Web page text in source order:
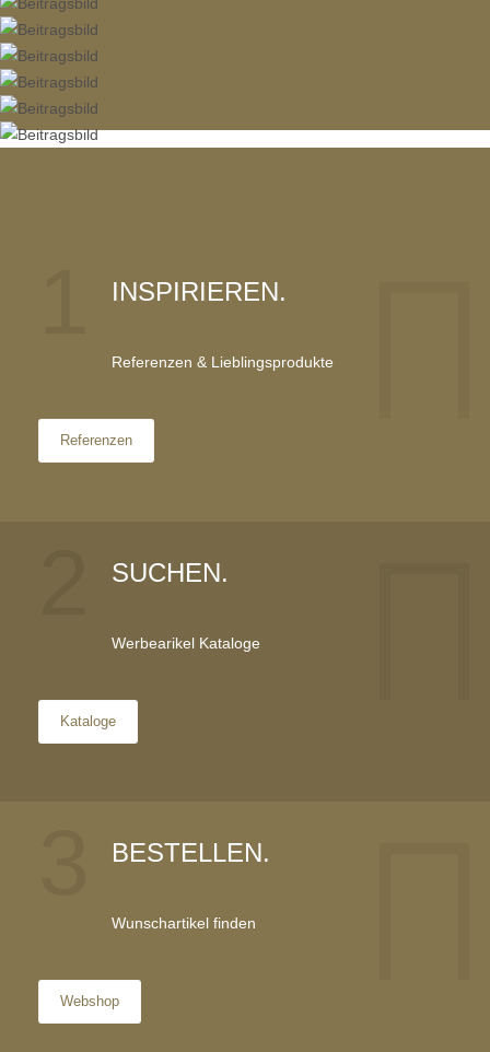
INSPIRIEREN.
Referenzen & Lieblingsprodukte
Referenzen
SUCHEN.
Werbearikel Kataloge
Kataloge
BESTELLEN.
Wunschartikel finden
Webshop